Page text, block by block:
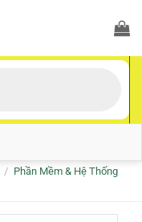
/ Phần Mềm & Hệ Thống